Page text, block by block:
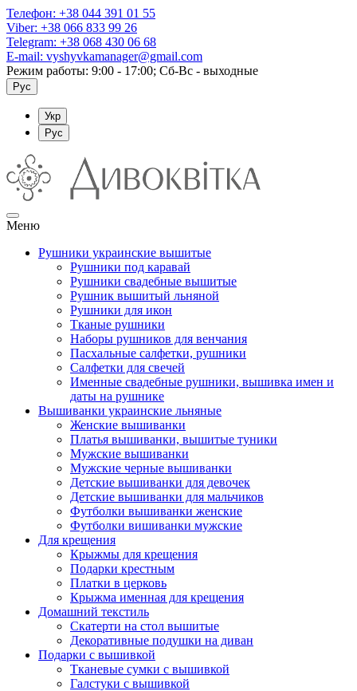
Телефон: +38 044 391 01 55
Viber: +38 066 833 99 26
Telegram: +38 068 430 06 68
E-mail: vyshyvkamanager@gmail.com
Режим работы: 9:00 - 17:00; Сб-Вс - выходные
Рус
Укр
Рус
Меню
Рушники украинские вышитые
Рушники под каравай
Рушники свадебные вышитые
Рушник вышитый льняной
Рушники для икон
Тканые рушники
Наборы рушников для венчания
Пасхальные салфетки, рушники
Салфетки для свечей
Именные свадебные рушники, вышивка имен и
даты на рушнике
Вышиванки украинские льняные
Женские вышиванки
Платья вышиванки, вышитые туники
Мужские вышиванки
Мужские черные вышиванки
Детские вышиванки для девочек
Детские вышиванки для мальчиков
Футболки вышиванки женские
Футболки вишиванки мужские
Для крещения
Крыжмы для крещения
Подарки крестным
Платки в церковь
Крыжма именная для крещения
Домашний текстиль
Скатерти на стол вышитые
Декоративные подушки на диван
Подарки с вышивкой
Тканевые сумки с вышивкой
Галстуки с вышивкой